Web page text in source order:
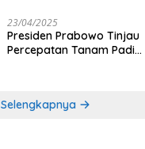
23/04/2025
Presiden Prabowo Tinjau
Percepatan Tanam Padi
Selengkapnya